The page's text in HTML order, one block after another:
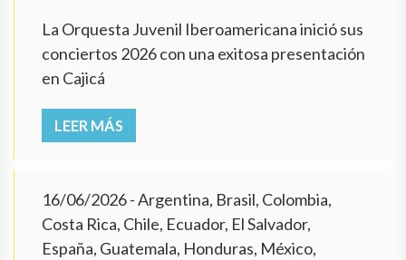
La Orquesta Juvenil Iberoamericana inició sus
conciertos 2026 con una exitosa presentación
en Cajicá
LEER MÁS
16/06/2026- Argentina, Brasil, Colombia,
Costa Rica, Chile, Ecuador, El Salvador,
España, Guatemala, Honduras, México,